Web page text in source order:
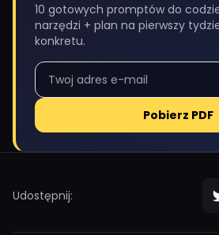
10 gotowych promptów do
narzędzi + plan na pierwszy
konkretu.
Pobierz PDF
Udostępnij: